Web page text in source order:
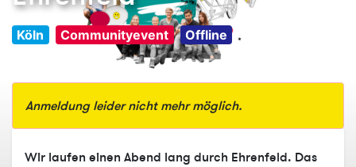
Köln Communityevent Offline
Anmeldung leider nicht mehr möglich.
Wir laufen einen Abend lang durch Ehrenfeld. Das